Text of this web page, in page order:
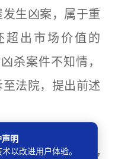
生凶案，属于重
超出市场价值的
杀案件不知情，
法院，提出前述
某系其姐夫。
明
以改进用户体验。